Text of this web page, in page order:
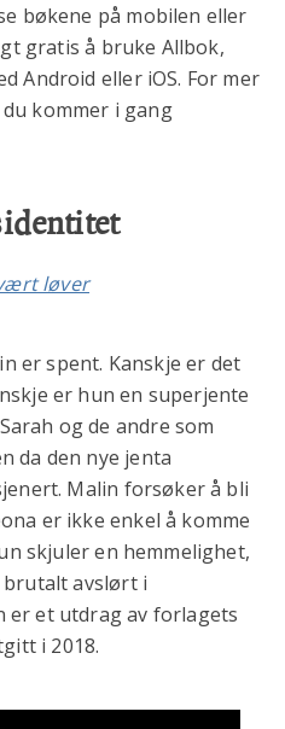
bøkene på mobilen eller
gratis å bruke Allbok,
Android eller iOS. For mer
kommer i gang
løver
er spent. Kanskje er det
er hun en superjente
og de andre som
da den nye jenta
Malin forsøker å bli
er ikke enkel å komme
skjuler en hemmelighet,
avslørt i
er et utdrag av forlagets
i 2018.